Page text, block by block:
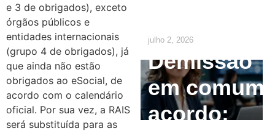
e 3 de obrigados), exceto
órgãos públicos e
entidades internacionais
(grupo 4 de obrigados), já
que ainda não estão
obrigados ao eSocial, de
acordo com o calendário
oficial. Por sua vez, a RAIS
será substituída para as
julho 2, 2026
Demissão
em comum
acordo: